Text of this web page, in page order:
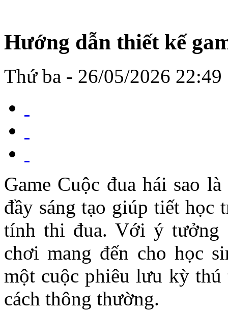
Hướng dẫn thiết kế
Thứ ba - 26/05/2026 22:49
Game Cuộc đua hái sao
đầy sáng tạo giúp tiết học
tính thi đua. Với ý tưởng
chơi mang đến cho học
một cuộc phiêu lưu kỳ
cách thông thường.